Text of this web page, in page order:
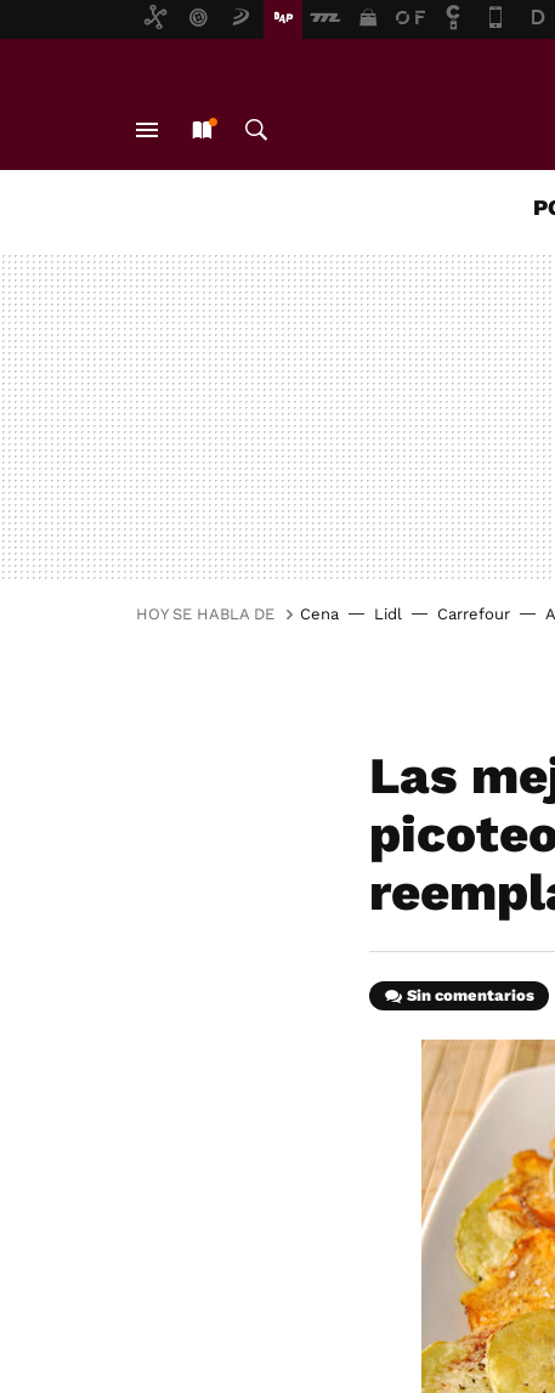
HOY SE HABLA DE Cena Lidl Carrefour
Las
Sin comentarios